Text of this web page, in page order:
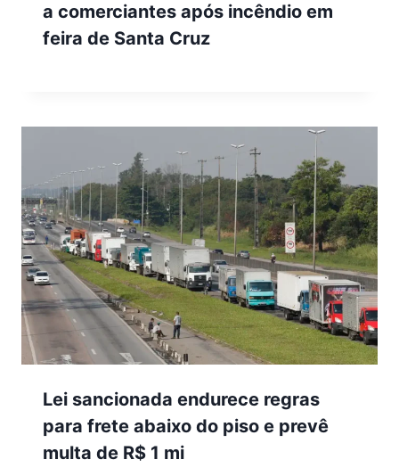
a comerciantes após incêndio em
feira de Santa Cruz
Lei sancionada endurece regras
para frete abaixo do piso e prevê
multa de R$ 1 mi